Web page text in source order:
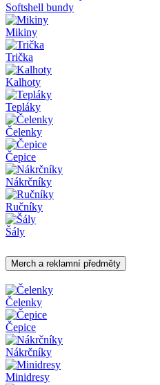
Softshell bundy
Mikiny
Trička
Kalhoty
Tepláky
Čelenky
Čepice
Nákrčníky
Ručníky
Šály
Merch a reklamní předměty
Čelenky
Čepice
Nákrčníky
Minidresy